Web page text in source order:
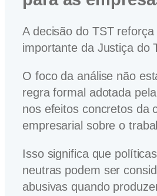
A decisão do TST
importante da Justiça do
O foco da análise não
regra formal adotada
nos efeitos concretos da
empresarial sobre o
Isso significa que
neutras podem ser
abusivas quando